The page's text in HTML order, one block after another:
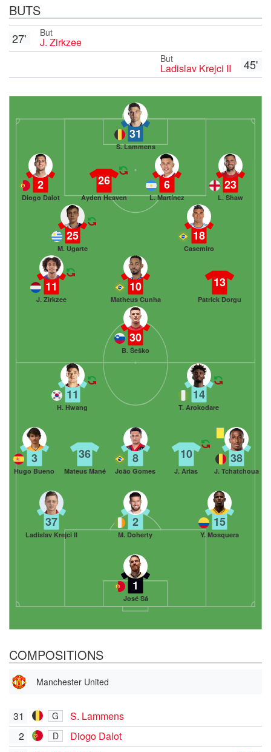
BUTS
But
J. Zirkzee
27'
45'
But
Ladislav Krejci II
31
S. Lammens
23
L. Shaw
6
L. Martínez
26
Ayden Heaven
2
Diogo Dalot
18
Casemiro
25
M. Ugarte
13
Patrick Dorgu
10
Matheus Cunha
11
J. Zirkzee
30
B. Šeško
1
José Sá
37
Ladislav Krejci II
2
M. Doherty
15
Y. Mosquera
3
Hugo Bueno
36
Mateus Mané
8
João Gomes
10
J. Arias
38
J. Tchatchoua
11
H. Hwang
14
T. Arokodare
COMPOSITIONS
Manchester United
31 G
S. Lammens
2
D
Diogo Dalot